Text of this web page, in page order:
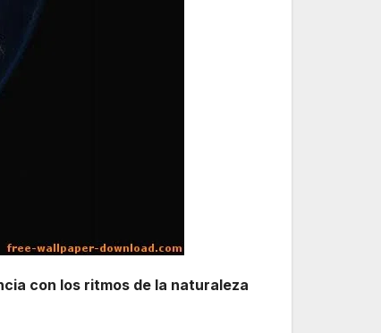
con los ritmos de la naturaleza